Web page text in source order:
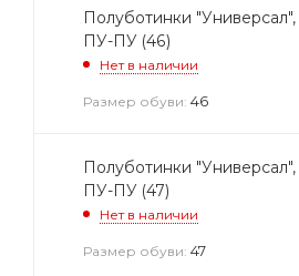
Полуботинки
ПУ-ПУ (46)
Нет в наличии
Размер обуви: 46
Полуботинки
ПУ-ПУ (47)
Нет в наличии
Размер обуви: 47